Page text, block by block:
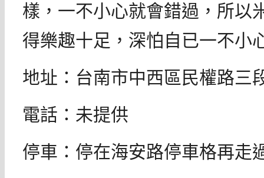
樣，一不小心就會錯過，所以
得樂趣十足，深怕自已一不小
地址：台南市中西區民權路三
電話：未提供
停車：停在海安路停車格再走